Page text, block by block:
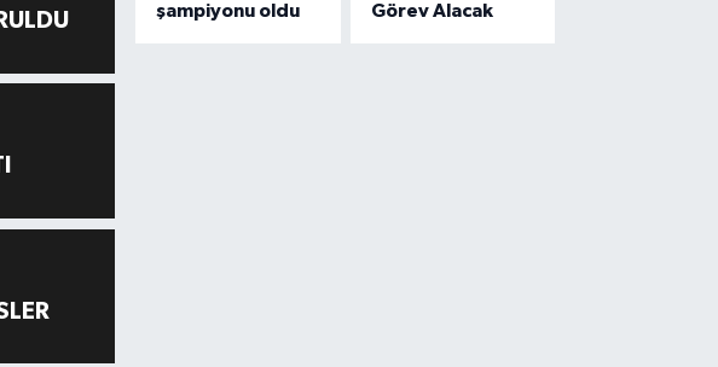
şampiyonu oldu
Görev Alacak